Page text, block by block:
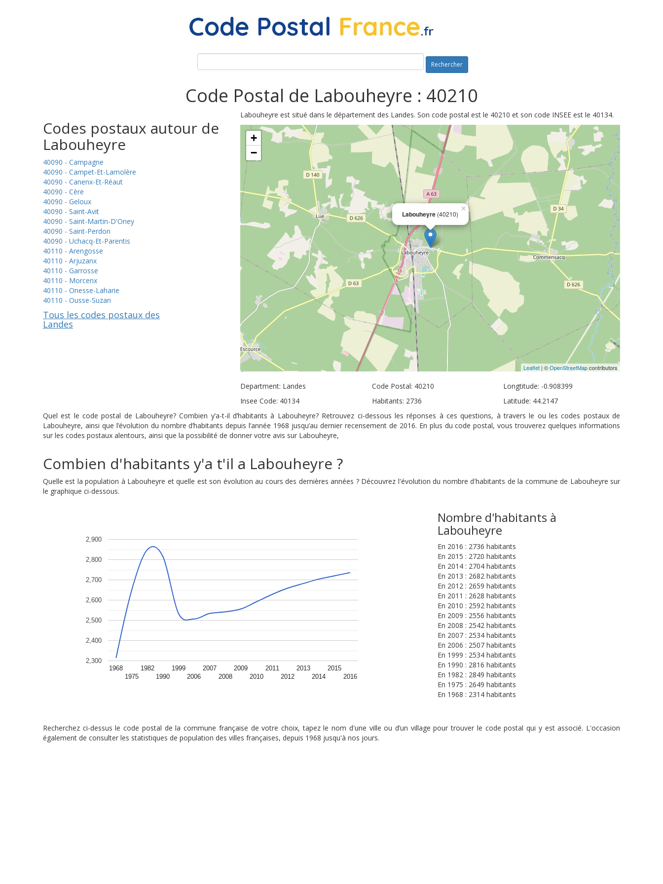
Rechercher
Code Postal de Labouheyre : 40210
Codes postaux autour de
Labouheyre
40090 - Campagne
40090 - Campet-Et-Lamolère
40090 - Canenx-Et-Réaut
40090 - Cère
40090 - Geloux
40090 - Saint-Avit
40090 - Saint-Martin-D'Oney
40090 - Saint-Perdon
40090 - Uchacq-Et-Parentis
40110 - Arengosse
40110 - Arjuzanx
40110 - Garrosse
40110 - Morcenx
40110 - Onesse-Laharie
40110 - Ousse-Suzan
Tous les codes postaux des
Landes
Labouheyre est situé dans le département des Landes. Son code postal est le 40210 et son code INSEE est le 40134.
Labouheyre (40210)
×
+
−
Leaflet | ©OpenStreetMapcontributors
Department: Landes
Insee Code: 40134
Code Postal: 40210
Habitants: 2736
Longtitude: -0.908399
Latitude: 44.2147
Quel est le code postal de Labouheyre? Combien y’a-t-il d’habitants à Labouheyre? Retrouvez ci-dessous les réponses à ces questions, à travers le ou les codes postaux de
Labouheyre, ainsi que l’évolution du nombre d’habitants depuis l’année 1968 jusqu’au dernier recensement de 2016. En plus du code postal, vous trouverez quelques informations
sur les codes postaux alentours, ainsi que la possibilité de donner votre avis sur Labouheyre,
Combien d'habitants y'a t'il a Labouheyre ?
Quelle est la population à Labouheyre et quelle est son évolution au cours des dernières années ? Découvrez l'évolution du nombre d'habitants de la commune de Labouheyre sur
le graphique ci-dessous.
1968
1975
1982
1990
1999
2006
2007
2008
2009
2010
2011
2012
2013
2014
2015
2016
2,300
2,400
2,500
2,600
2,700
2,800
2,900
Nombre d'habitants à
Labouheyre
En 2016 : 2736 habitants
En 2015 : 2720 habitants
En 2014 : 2704 habitants
En 2013 : 2682 habitants
En 2012 : 2659 habitants
En 2011 : 2628 habitants
En 2010 : 2592 habitants
En 2009 : 2556 habitants
En 2008 : 2542 habitants
En 2007 : 2534 habitants
En 2006 : 2507 habitants
En 1999 : 2534 habitants
En 1990 : 2816 habitants
En 1982 : 2849 habitants
En 1975 : 2649 habitants
En 1968 : 2314 habitants
Recherchez ci-dessus le code postal de la commune française de votre choix, tapez le nom d'une ville ou d’un village pour trouver le code postal qui y est associé. L'occasion
également de consulter les statistiques de population des villes françaises, depuis 1968 jusqu'à nos jours.